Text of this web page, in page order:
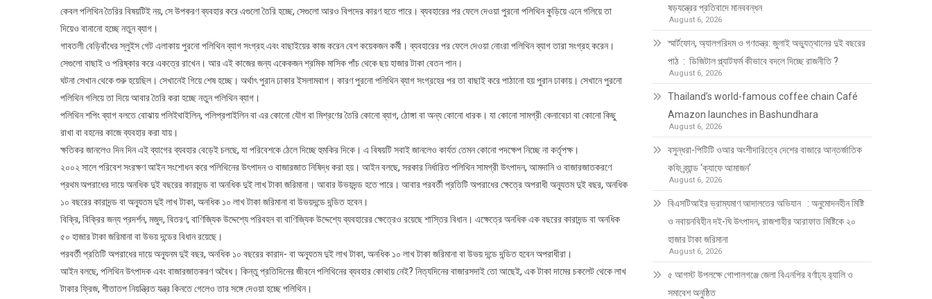
কেবল পলিথিন তৈরির বিষয়টিই নয়, সে উপকরণ ব্যবহার করে এগুলো তৈরি হচ্ছে, সেগুলো আরও বিপদের কারণ হতে পারে। ব্যবহারের পর ফেলে দেওয়া পুরনো পলিথিন কুড়িয়ে এনে গলিয়ে তা
দিয়েও বানানো হচ্ছে নতুন ব্যাগ।
গাবতলী বেড়িবাঁধের স্লুইস গেট এলাকায় পুরনো পলিথিন ব্যাগ সংগ্রহ এবং বাছাইয়ের কাজ করেন বেশ কয়েকজন কর্মী। ব্যবহারের পর ফেলে দেওয়া নোংরা পলিথিন ব্যাগ তারা সংগ্রহ করেন।
সেগুলো বাছাই ও পরিষ্কার করে একত্রে রাখেন। আর এই কাজের জন্য একেকজন শ্রমিক মাসিক পাঁচ থেকে ছয় হাজার টাকা বেতন পান।
ঘটনা সেখান থেকে শুরু হয়েছিল। সেখানেই গিয়ে শেষ হচ্ছে। অর্থাৎ পুরান ঢাকার ইসলামবাগ। কারণ পুরনো পলিথিন ব্যাগ সংগ্রহের পর তা বাছাই করে পাঠানো হয় পুরান ঢাকায়। সেখানে পুরনো
পলিথিন গলিয়ে তা দিয়ে আবার তৈরি করা হচ্ছে নতুন পলিথিন ব্যাগ।
পলিথিন শপিং ব্যাগ বলতে বোঝায় পলিইথাইলিন, পলিপ্রপাইলিন বা এর কোনো যৌগ বা মিশ্রণের তৈরি কোনো ব্যাগ, ঠোঙ্গা বা অন্য কোনো ধারক। যা কোনো সামগ্রী কেনাবেচা বা কোনো কিছু
রাখা বা বহনের কাজে ব্যবহার করা যায়।
ক্ষতিকর জানলেও দিন দিন এই ব্যাগের ব্যবহার বেড়েই চলছে, যা পরিবেশকে ঠেলে দিচ্ছে হুমকির দিকে। এ বিষয়টি সবাই জানলেও কার্যত তেমন কোনো পদক্ষেপ নিচ্ছে না কর্তৃপক্ষ।
২০০২ সালে পরিবেশ সংরক্ষণ আইন সংশোধন করে পলিথিনের উৎপাদন ও বাজারজাত নিষিদ্ধ করা হয়। আইন বলছে, সরকার নির্ধারিত পলিথিন সামগ্রী উৎপাদন, আমদানি ও বাজারজাতকরণে
প্রথম অপরাধের দায়ে অনধিক দুই বছরের কারাদন্ড বা অনধিক দুই লাখ টাকা জরিমানা। আবার উভয়দন্ড হতে পারে। আবার পরবর্তী প্রতিটি অপরাধের ক্ষেত্রে অপরাধী অন্যূতম দুই বছর, অনধিক
১০ বছরের কারাদন্ড বা অন্যূতম দুই লাখ টাকা, অনধিক ১০ লাখ টাকা জরিমানা বা উভয়দন্ডে দন্ডিত হবেন।
বিক্রি, বিক্রির জন্য প্রদর্শন, মজুদ, বিতরণ, বাণিজ্যিক উদ্দেশ্যে পরিবহন বা বাণিজ্যিক উদ্দেশ্যে ব্যবহারের ক্ষেত্রেও রয়েছে শাস্তির বিধান। এক্ষেত্রে অনধিক এক বছরের কারাদন্ড বা অনধিক
৫০ হাজার টাকা জরিমানা বা উভয় দন্ডের বিধান রয়েছে।
পরবর্তী প্রতিটি অপরাধের দায়ে অন্যূনম দুই বছর, অনধিক ১০ বছরের কারাদ- বা অন্যূতম দুই লাখ টাকা, অনধিক ১০ লাখ টাকা জরিমানা বা উভয় দন্ডে দন্ডিত হবেন অপরাধীরা।
আইন বলছে, পলিথিন উৎপাদক এবং বাজারজাতকরণ অবৈধ। কিন্তু প্রতিদিনের জীবনে পলিথিনের ব্যবহার কোথায় নেই? নিত্যদিনের বাজারসদাই তো আছেই, এক টাকা দামের চকলেট থেকে লাখ
টাকার ফ্রিজ, শীতাতপ নিয়ন্ত্রিত যন্ত্র কিনতে গেলেও তার সঙ্গে দেওয়া হচ্ছে পলিথিন।
ষড়যন্ত্রের প্রতিবাদে মানববন্ধন
August 6, 2026
স্মার্টফোন, অ্যালগরিদম ও গণতন্ত্র: জুলাই অভ্যুত্থানের দুই বছরের
পাঠ : ডিজিটাল প্ল্যাটফর্ম কীভাবে বদলে দিচ্ছে রাজনীতি ?
August 6, 2026
Thailand’s world-famous coffee chain Café
Amazon launches in Bashundhara
August 6, 2026
বসুন্ধরা-পিটিটি ওআর অংশীদারিত্বে দেশের বাজারে আন্তর্জাতিক
কফি ব্র্যান্ড ‘ক্যাফে আমাজন’
August 6, 2026
বিএসটিআইর ভ্রাম্যমাণ আদালতের অভিযান : অনুমোদনহীন মিষ্টি
ও নবায়নবিহীন দই-ঘি উৎপাদন, রাজশাহীর আরাফাত মিষ্টিকে ২০
হাজার টাকা জরিমানা
August 6, 2026
৫ আগস্ট উপলক্ষে গোপালগঞ্জে জেলা বিএনপির বর্ণাঢ্য র‍্যালি ও
সমাবেশ অনুষ্ঠিত